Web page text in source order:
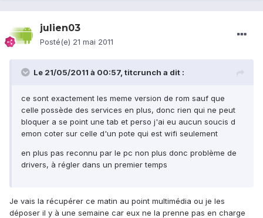
julien03
Posté(e) 21 mai 2011
Le 21/05/2011 à 00:57, titcrunch a dit :
ce sont exactement les meme version de rom sauf que
celle possède des services en plus, donc rien qui ne peut
bloquer a se point une tab et perso j'ai eu aucun soucis d
emon coter sur celle d'un pote qui est wifi seulement
en plus pas reconnu par le pc non plus donc problème de
drivers, à régler dans un premier temps
Je vais la récupérer ce matin au point multimédia ou je les
déposer il y à une semaine car eux ne la prenne pas en charge